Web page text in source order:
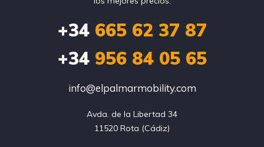
+34665 62 37 87
+34956 84 05 65
info@elpalmarmobility.com
Avda. de la Libertad 34
11520 Rota (Cádiz)